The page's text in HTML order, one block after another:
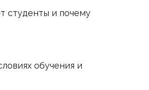
студенты и почему
обучения и